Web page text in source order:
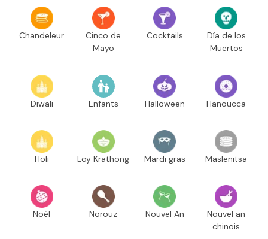
Chandeleur
Cinco de
Mayo
Cocktails
Día de los
Muertos
Diwali Enfants Halloween Hanoucca
Holi Loy Krathong Mardi gras Maslenitsa
Noël Norouz Nouvel An
Nouvel an
chinois